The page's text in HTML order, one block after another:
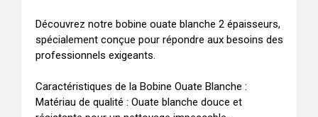
Découvrez notre bobine ouate blanche 2 épaisseurs,
spécialement conçue pour répondre aux besoins des
professionnels exigeants.
Caractéristiques de la Bobine Ouate Blanche :
Matériau de qualité : Ouate blanche douce et